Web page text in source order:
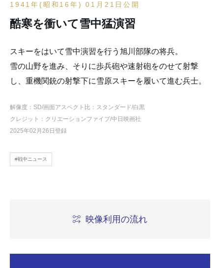
1941年(昭和16年) 01月21日公開
酷寒を衝いて雪中猛演習
スキーをはいて雪中演習を行う旭川部隊の将兵。
雪の山野を進み、そりに歩兵砲や速射砲をのせて射撃
し、重機関銃の射撃下に雪原スキーを履いて進む兵士。
解像度：SD/画面アスペクト比：スタンダード/白黒
クレジット：クリエーションファイブ/中日映画社
2025年02月26日登録
#戦中ニュース
映像利用の流れ